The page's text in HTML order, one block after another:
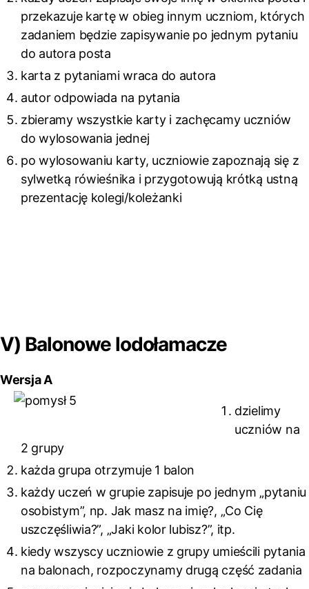
przekazuje kartę w obieg innym uczniom, których
zadaniem będzie zapisywanie po jednym pytaniu
do autora posta
karta z pytaniami wraca do autora
autor odpowiada na pytania
zbieramy wszystkie karty i zachęcamy uczniów
do wylosowania jednej
po wylosowaniu karty, uczniowie zapoznają się z
sylwetką rówieśnika i przygotowują krótką ustną
prezentację kolegi/koleżanki
V) Balonowe lodołamacze
Wersja A
dzielimy
uczniów na
2 grupy
każda grupa otrzymuje 1 balon
każdy uczeń w grupie zapisuje po jednym „pytaniu
osobistym”, np. Jak masz na imię?, „Co Cię
uszczęśliwia?”, „Jaki kolor lubisz?”, itp.
kiedy wszyscy uczniowie z grupy umieścili pytania
na balonach, rozpoczynamy drugą część zadania